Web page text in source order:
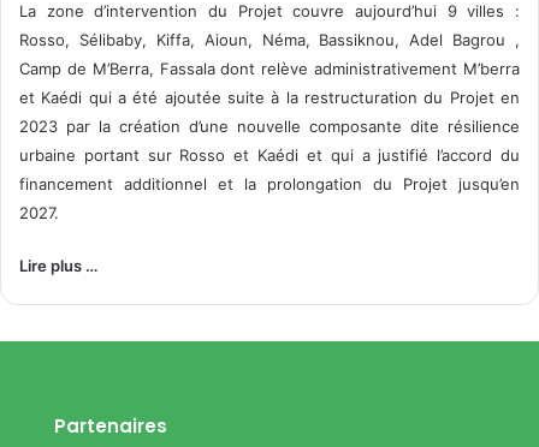
La zone d’intervention du Projet couvre aujourd’hui 9 villes :
Rosso, Sélibaby, Kiffa, Aioun, Néma, Bassiknou, Adel Bagrou ,
Camp de M’Berra, Fassala dont relève administrativement M’berra
et Kaédi qui a été ajoutée suite à la restructuration du Projet en
2023 par la création d’une nouvelle composante dite résilience
urbaine portant sur Rosso et Kaédi et qui a justifié l’accord du
financement additionnel et la prolongation du Projet jusqu’en
2027.
Lire plus …
Partenaires